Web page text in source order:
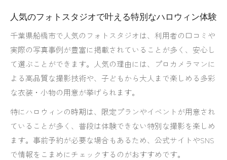
おしゃれなフォトスタジオで家族の絆を深める
プライベート空間で楽しむ季節イベント撮影の魅力
プライベート空間のフォトスタジオで季節イベ
ント体験
フォトスタジオなら家族だけの特別な時間を演
季節イベント撮影で選ぶべきフォトスタジオの
条件
人気のフォトスタジオで叶える特別なハロウィン体験
千葉県船橋市で人気のフォトスタジオは、利用者の口コミや
実際の写真事例が豊富に掲載されていることが多く、安心し
て選ぶことができます。人気の理由には、プロカメラマンに
よる高品質な撮影技術や、子どもから大人まで楽しめる多彩
な衣装・小物の用意が挙げられます。
特にハロウィンの時期は、限定プランやイベントが用意され
ていることが多く、普段は体験できない特別な撮影を楽しめ
ます。事前予約が必要な場合もあるため、公式サイトやSNS
で情報をこまめにチェックするのがおすすめです。